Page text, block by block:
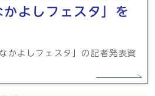
かよしフェスタ」を
かよしフェスタ」の記者発表資